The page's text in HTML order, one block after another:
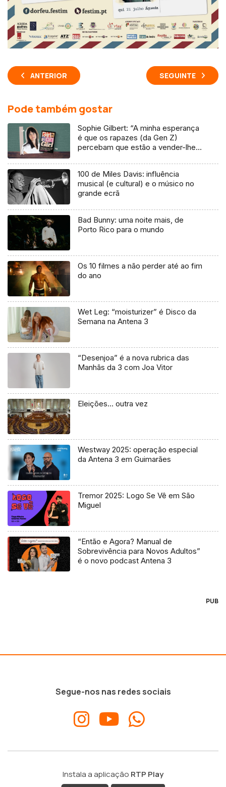
ANTERIOR SEGUINTE
Pode também gostar
Sophie Gilbert: “A minha esperança
é que os rapazes (da Gen Z)
percebam que estão a vender-lhes
100 de Miles Davis: influência
musical (e cultural) e o músico no
grande ecrã
Bad Bunny: uma noite mais, de
Porto Rico para o mundo
Os 10 filmes a não perder até ao fim
do ano
Wet Leg: “moisturizer” é Disco da
Semana na Antena 3
“Desenjoa” é a nova rubrica das
Manhãs da 3 com Joa Vitor
Eleições… outra vez
Westway 2025: operação especial
da Antena 3 em Guimarães
Tremor 2025: Logo Se Vê em São
Miguel
“Então e Agora? Manual de
Sobrevivência para Novos Adultos”
é o novo podcast Antena 3
PUB
Segue-nos nas redes sociais
Instala a aplicação RTP Play